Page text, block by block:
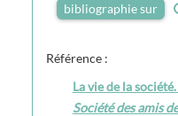
bibliographie sur
Référence :
La vie de la
Société des amis